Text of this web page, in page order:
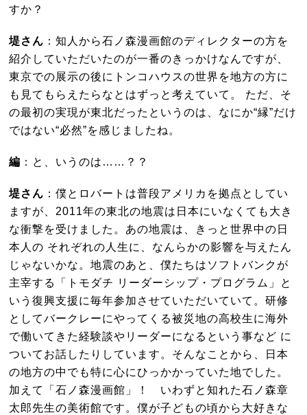
すか？
堤さん ：知人から石ノ森漫画館のディレクターの方を
紹介していただいたのが一番のきっかけなんですが、
東京での展示の後にトンコハウスの世界を地方の方に
も見てもらえたらなとはずっと考えていて。 ただ、そ
の最初の実現が東北だったというのは、なにか“縁”だけ
ではない“必然”を感じましたね。
編 ：と、いうのは……？？
堤さん ：僕とロバートは普段アメリカを拠点としてい
ますが、2011年の東北の地震は日本にいなくても大き
な衝撃を受けました。あの地震は、きっと世界中の日
本人の それぞれの人生に、なんらかの影響を与えたん
じゃないかな。地震のあと、僕たちはソフトバンクが
主宰する「トモダチ リーダーシップ・プログラム」と
いう復興支援に毎年参加させていただいていて。研修
としてバークレーにやってくる被災地の高校生に海外
で働いてきた経験談やリーダーになるという事など に
ついてお話したりしています。そんなことから、日本
の地方の中でも特に心にひっかかっていた地でした。
加えて「石ノ森漫画館」！ いわずと知れた石ノ森章
太郎先生の美術館です。僕が子どもの頃から大好きな